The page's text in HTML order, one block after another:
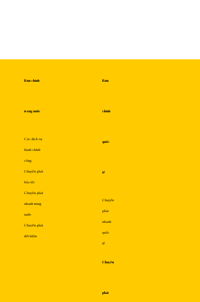
Bưu chính
trong nước
Các dịch vụ
hành chính
công
Chuyển phát
hỏa tốc
Chuyển phát
nhanh trong
nước
Chuyển phát
tiết kiệm
Bưu
chính
quốc
tế
Chuyển
phát
nhanh
quốc
tế
Chuyển
phát